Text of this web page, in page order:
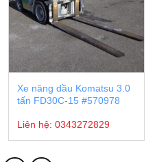
Xe nâng dầu Komatsu 3.0
tấn FD30C-15 #570978
Liên hệ: 0343272829